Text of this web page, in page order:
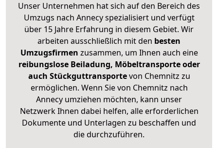
Unser Unternehmen hat sich auf den Bereich des
Umzugs nach Annecy spezialisiert und verfügt
über 15 Jahre Erfahrung in diesem Gebiet. Wir
arbeiten ausschließlich mit den besten
Umzugsfirmen zusammen, um Ihnen auch eine
reibungslose Beiladung, Möbeltransporte oder
auch Stückguttransportevon Chemnitz zu
ermöglichen. Wenn Sie von Chemnitz nach
Annecy umziehen möchten, kann unser
Netzwerk Ihnen dabei helfen, alle erforderlichen
Dokumente und Unterlagen zu beschaffen und
die durchzuführen.